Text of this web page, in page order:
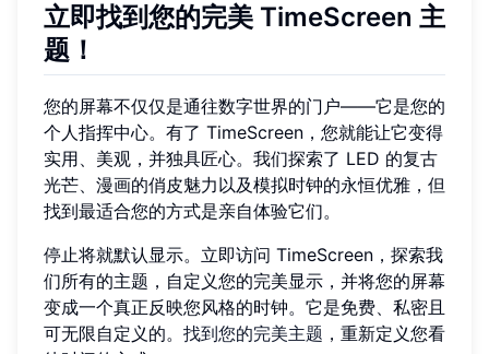
立即找到您的完美 TimeScreen 主
题！
您的屏幕不仅仅是通往数字世界的门户——它是您的
个人指挥中心。有了 TimeScreen，您就能让它变得
实用、美观，并独具匠心。我们探索了 LED 的复古
光芒、漫画的俏皮魅力以及模拟时钟的永恒优雅，但
找到最适合您的方式是亲自体验它们。
停止将就默认显示。立即访问 TimeScreen，探索我
们所有的主题，自定义您的完美显示，并将您的屏幕
变成一个真正反映您风格的时钟。它是免费、私密且
可无限自定义的。 找到您的完美主题 ，重新定义您看